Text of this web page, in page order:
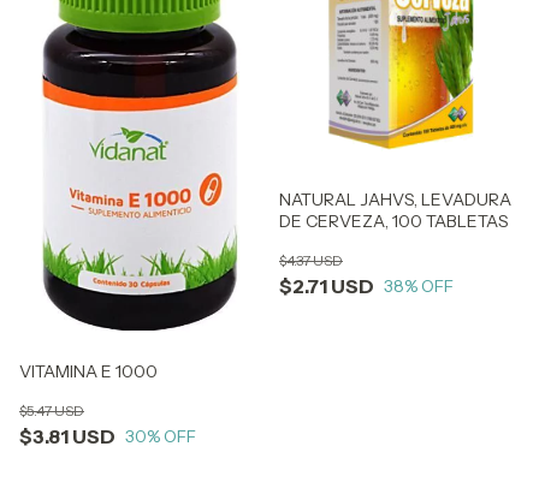
VITAMINA E 1000
$3.81 USD
$5.47 USD
30% OFF
NATURAL JAHVS, LEVADURA
DE CERVEZA, 100 TABLETAS
$2.71 USD
$4.37 USD
38% OFF